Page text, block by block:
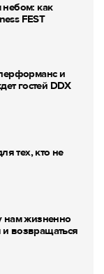
как
FEST
и
гостей DDX
тех, кто не
нам жизненно
возвращаться